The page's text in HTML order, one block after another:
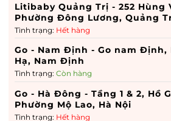
Litibaby Quảng Trị - 252 Hùng
Phường Đông Lương, Quảng
Tình trạng: Hết hàng
Go - Nam Định - Go nam Định,
Hạ, Nam Định
Tình trạng: Còn hàng
Go - Hà Đông - Tầng 1 & 2, Hồ
Phường Mộ Lao, Hà Nội
Tình trạng: Hết hàng